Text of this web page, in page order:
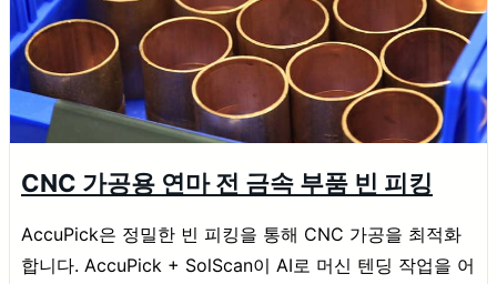
CNC 가공용 연마 전 금속 부품 빈 피킹
AccuPick은 정밀한 빈 피킹을 통해 CNC 가공을 최적화
합니다. AccuPick + SolScan이 AI로 머신 텐딩 작업을 어